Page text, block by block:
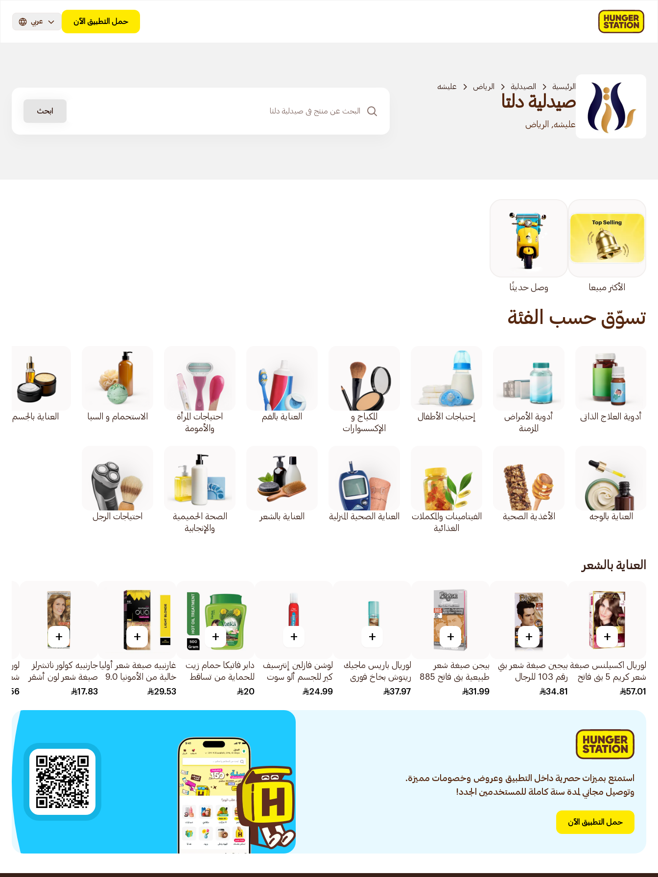
حمل التطبيق الآن عربي
الرئيسية الصيدلية الرياض عليشه
صيدلية دلتا
عليشه, الرياض
ابحث
الأكثر مبيعا وصل حديثًا
تسوّق حسب الفئة
أدوية العلاج الذاتي
أدوية الأمراض
المزمنة
إحتياجات الأطفال
المكياج و
الإكسسوارات
العناية بالفم
احتياجات المرأة
والأمومة
الاستحمام و السبا العناية بالجسم
العناية بالوجه الأغذية الصحية
الفيتامينات والمكملات
الغذائية
العناية الصحية المنزلية العناية بالشعر
الصحة الحميمية
والإنجابية
احتياجات الرجل
العناية بالشعر
+
لوريال اكسيلنس صبغة
شعر كريم 5 بني فاتح
1قطعة57.01
+
بيجين صبغة شعر بني
رقم 103 للرجال
80جرام
34.81
+
بيجن صبغة شعر
طبيعية بني فاتح 885
40جرام
31.99
+
لوريال باريس ماجيك
ريتوش بخاخ فوري
لإخفاء لون جذور الشعر
37.97
+
لوشن فازلين إنترسيف
كير للجسم ألو سوت
200مل
24.99
+
دابر فاتيكا حمام زيت
للحماية من تساقط
الشعر 500جرام
20
+
غارنييه صبغة شعر أوليا
خالية من الأمونيا 9.0
أشقر فاتح 1علبة
29.53
+
جارنييه كولور ناتشرلز
صبغة شعر لون أشقر
فاتح رقم 8 1قطعة
17.83 لايت
استمتع بميزات حصرية داخل التطبيق وعروض وخصومات مميزة.
وتوصيل مجاني لمدة سنة كاملة للمستخدمين الجدد!
حمل التطبيق الآن